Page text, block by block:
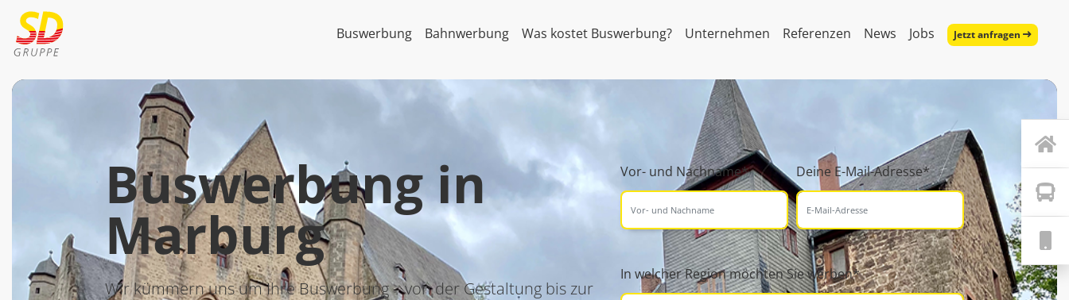
Buswerbung Bahnwerbung Was kostet Buswerbung? Unternehmen Referenzen News Jobs Jetzt anfragen
Buswerbung in
Marburg
Wir kümmern uns um Ihre Buswerbung – von der Gestaltung bis zur
Vor- und Nachname* Deine E-Mail-Adresse*
In welcher Region möchten Sie werben*